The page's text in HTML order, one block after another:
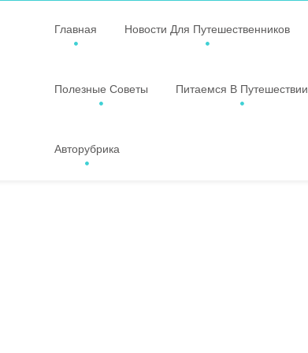
Главная Новости Для Путешественников
Полезные Советы Питаемся В Путешествии
Авторубрика